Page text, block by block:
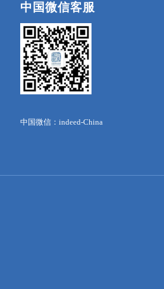
中国微信客服
中国微信：indeed-China